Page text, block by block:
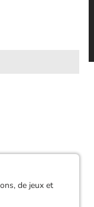
de jeux et